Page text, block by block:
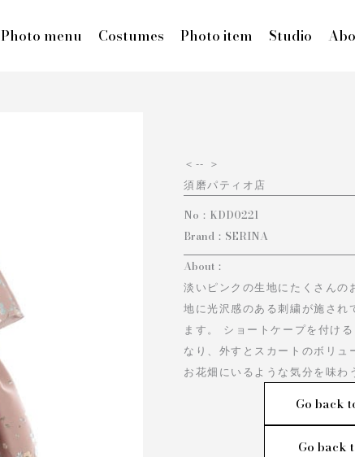
Photo menu Costumes Photo item Studio
＜ -- ＞
須磨パティオ店
No： KDD0221
Brand： SERINA
About：
淡いピンクの生地にたくさんの
地に光沢感のある刺繍が施され
ます。 ショートケープを付け
なり、外すとスカートのボリ
お花畑にいるような気分を味わ
Go back
Go back